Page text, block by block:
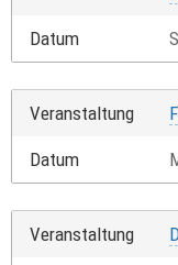
Datum
Veranstaltung
Datum
Veranstaltung